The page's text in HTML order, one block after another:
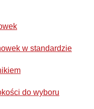
w standardzie
do wyboru